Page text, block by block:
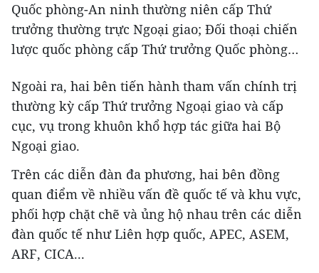
Quốc phòng-An ninh thường niên cấp Thứ
trưởng thường trực Ngoại giao; Đối thoại chiến
lược quốc phòng cấp Thứ trưởng Quốc phòng…
Ngoài ra, hai bên tiến hành tham vấn chính trị
thường kỳ cấp Thứ trưởng Ngoại giao và cấp
cục, vụ trong khuôn khổ hợp tác giữa hai Bộ
Ngoại giao.
Trên các diễn đàn đa phương, hai bên đồng
quan điểm về nhiều vấn đề quốc tế và khu vực,
phối hợp chặt chẽ và ủng hộ nhau trên các diễn
đàn quốc tế như Liên hợp quốc, APEC, ASEM,
ARF, CICA...